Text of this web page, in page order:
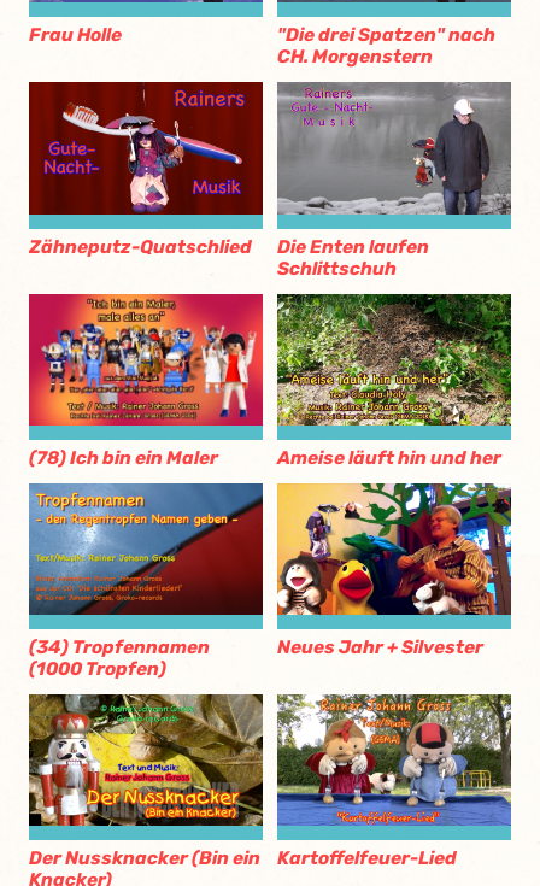
Frau Holle
"Die drei Spatzen" nach
CH. Morgenstern
Zähneputz-Quatschlied
Die Enten laufen
Schlittschuh
(78) Ich bin ein Maler Ameise läuft hin und her
(34) Tropfennamen
(1000 Tropfen)
Neues Jahr + Silvester
Der Nussknacker (Bin ein
Knacker)
Kartoffelfeuer-Lied